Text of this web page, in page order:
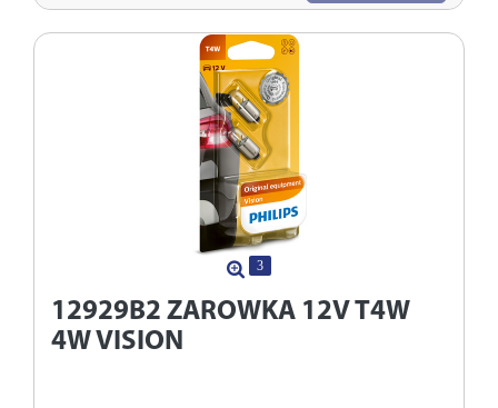
3
12929B2 ZAROWKA 12V T4W
4W VISION